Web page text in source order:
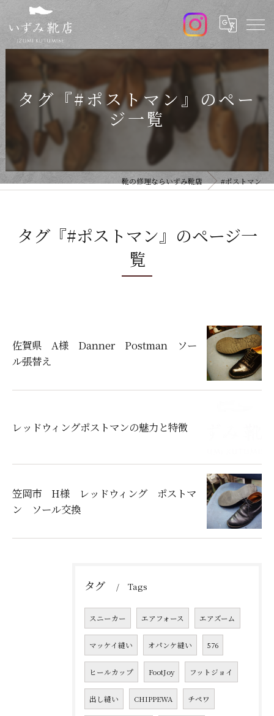
タグ『#ポストマン』のペー
ジ一覧
靴の修理ならいずみ靴店 #ポストマン
タグ『#ポストマン』のページ一
覧
佐賀県 A様 Danner Postman ソー
ル張替え
レッドウィングポストマンの魅力と特徴
笠岡市 H様 レッドウィング ポストマ
ン ソール交換
タグ Tags
スニーカー エアフォース エアズーム
マッケイ縫い オパンケ縫い 576
ヒールカップ FootJoy フットジョイ
出し縫い CHIPPEWA チペワ